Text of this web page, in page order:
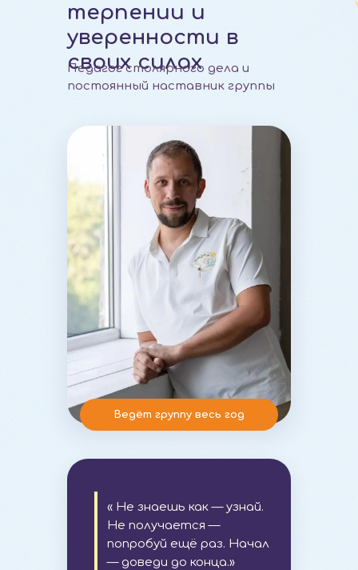
Ведёт группу весь год
« Не знаешь как — узнай.
Не получается —
попробуй ещё раз. Начал
— доведи до конца.»
терпении и
уверенности в
своих силах
Педагог столярного дела и
постоянный наставник группы